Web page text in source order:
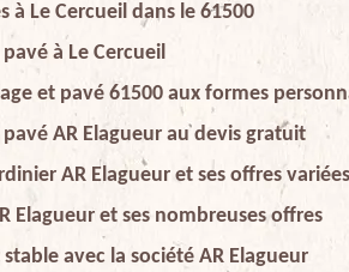
à Le Cercueil dans le 61500
à Le Cercueil
et pavé 61500 aux formes
AR Elagueur au devis gratuit
AR Elagueur et ses offres variées
Elagueur et ses nombreuses offres
avec la société AR Elagueur